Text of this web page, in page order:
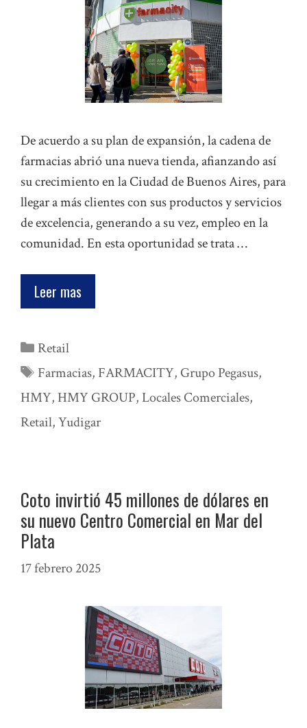
De acuerdo a su plan de expansión, la cadena de
farmacias abrió una nueva tienda, afianzando así
su crecimiento en la Ciudad de Buenos Aires, para
llegar a más clientes con sus productos y servicios
de excelencia, generando a su vez, empleo en la
comunidad. En esta oportunidad se trata …
Leer mas
Categorías
Retail
Etiquetas
Farmacias, FARMACITY, Grupo Pegasus,
HMY, HMY GROUP,Locales Comerciales,
Retail,Yudigar
Coto invirtió 45 millones de dólares en
su nuevo Centro Comercial en Mar del
Plata
17 febrero 2025